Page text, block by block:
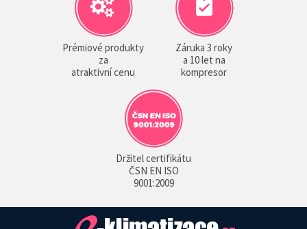
Prémiové produkty
za
atraktivní cenu
Záruka 3 roky
a 10 let na
kompresor
Držitel certifikátu
ČSN EN ISO
9001:2009